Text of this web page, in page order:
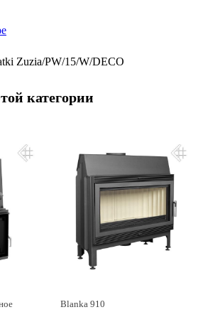
Zuzia/PW/15/W/DECO
категории
Blanka 910